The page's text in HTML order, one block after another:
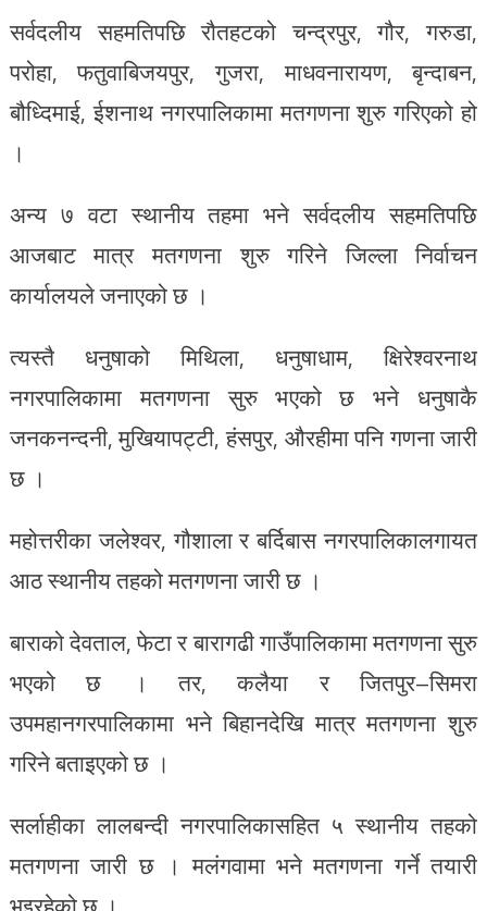
सर्वदलीय सहमतिपछि रौतहटको चन्द्रपुर, गौर, गरुडा,
परोहा, फतुवाबिजयपुर, गुजरा, माधवनारायण, बृन्दाबन,
बौध्दिमाई, ईशनाथ नगरपालिकामा मतगणना शुरु गरिएको हो
।
अन्य ७ वटा स्थानीय तहमा भने सर्वदलीय सहमतिपछि
आजबाट मात्र मतगणना शुरु गरिने जिल्ला निर्वाचन
कार्यालयले जनाएको छ ।
त्यस्तै धनुषाको मिथिला, धनुषाधाम, क्षिरेश्वरनाथ
नगरपालिकामा मतगणना सुरु भएको छ भने धनुषाकै
जनकनन्दनी, मुखियापट्टी, हंसपुर, औरहीमा पनि गणना जारी
छ ।
महोत्तरीका जलेश्वर, गौशाला र बर्दिबास नगरपालिकालगायत
आठ स्थानीय तहको मतगणना जारी छ ।
बाराको देवताल, फेटा र बारागढी गाउँपालिकामा मतगणना सुरु
भएको छ । तर, कलैया र जितपुर–सिमरा
उपमहानगरपालिकामा भने बिहानदेखि मात्र मतगणना शुरु
गरिने बताइएको छ ।
सर्लाहीका लालबन्दी नगरपालिकासहित ५ स्थानीय तहको
मतगणना जारी छ । मलंगवामा भने मतगणना गर्ने तयारी